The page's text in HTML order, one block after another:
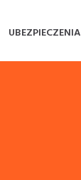
UBEZPIECZENIA